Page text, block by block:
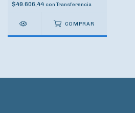
$49.606,44 con Transferencia
COMPRAR